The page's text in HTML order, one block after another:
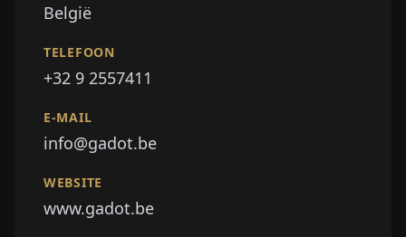
België
TELEFOON
+32 9 2557411
E-MAIL
info@gadot.be
WEBSITE
www.gadot.be